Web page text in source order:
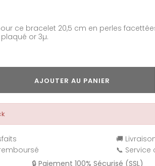
ce bracelet 20,5 cm en perles
or 3µ.
AJOUTER AU PANIER
🚚
📞 Service
🔒 Paiement 100% Sécurisé (SSL)